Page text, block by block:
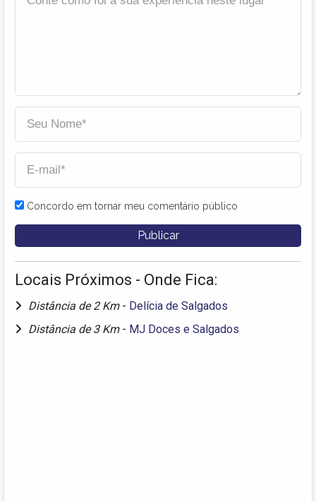
Concordo em tornar meu comentário público
Locais Próximos - Onde Fica:
Distância de 2 Km - Delícia de Salgados
Distância de 3 Km - MJ Doces e Salgados